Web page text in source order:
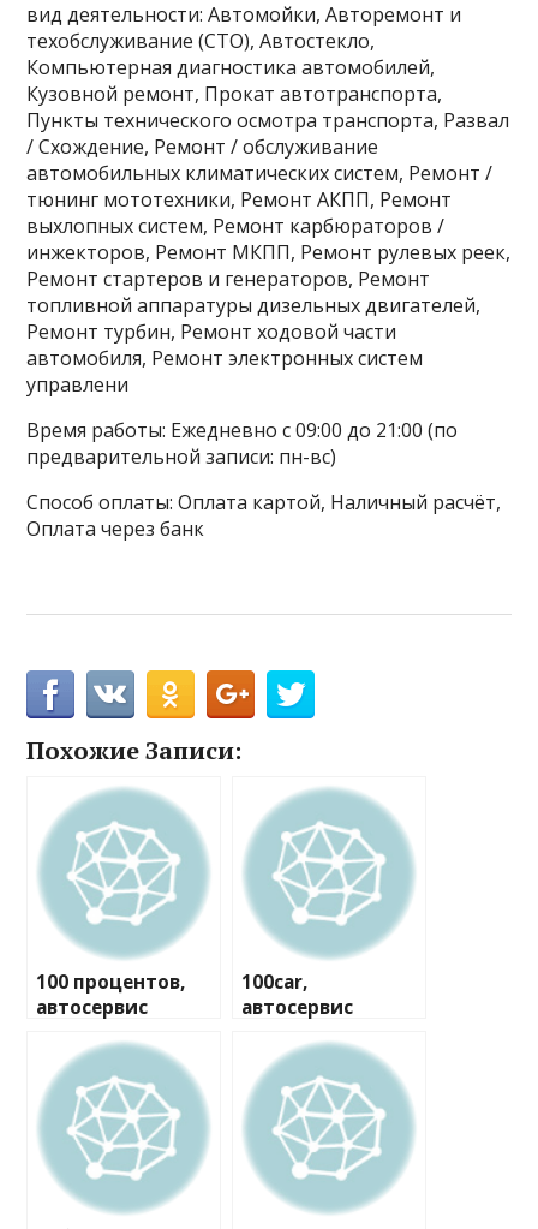
вид деятельности: Автомойки, Авторемонт и
техобслуживание (СТО), Автостекло,
Компьютерная диагностика автомобилей,
Кузовной ремонт, Прокат автотранспорта,
Пункты технического осмотра транспорта, Развал
/ Схождение, Ремонт / обслуживание
автомобильных климатических систем, Ремонт /
тюнинг мототехники, Ремонт АКПП, Ремонт
выхлопных систем, Ремонт карбюраторов /
инжекторов, Ремонт МКПП, Ремонт рулевых реек,
Ремонт стартеров и генераторов, Ремонт
топливной аппаратуры дизельных двигателей,
Ремонт турбин, Ремонт ходовой части
автомобиля, Ремонт электронных систем
управлени
Время работы: Ежедневно с 09:00 до 21:00 (по
предварительной записи: пн-вс)
Способ оплаты: Оплата картой, Наличный расчёт,
Оплата через банк
Похожие Записи:
100 процентов,
автосервис
100car,
автосервис